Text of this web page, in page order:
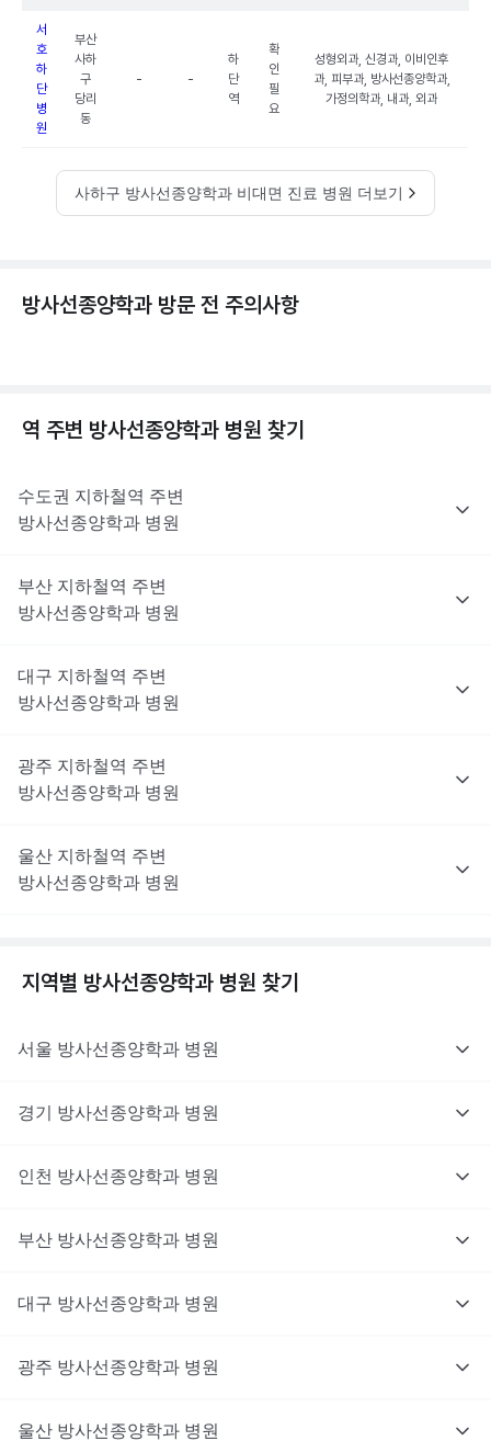
서
호
하
단
병
원
부산
사하
구
당리
동
- -
하
단
역
확
인
필
요
성형외과, 신경과, 이비인후
과, 피부과, 방사선종양학과,
가정의학과, 내과, 외과
사하구 방사선종양학과 비대면 진료 병원 더보기
방사선종양학과 방문 전 주의사항
역 주변 방사선종양학과 병원 찾기
수도권 지하철역 주변
방사선종양학과 병원
부산 지하철역 주변
방사선종양학과 병원
대구 지하철역 주변
방사선종양학과 병원
광주 지하철역 주변
방사선종양학과 병원
울산 지하철역 주변
방사선종양학과 병원
지역별 방사선종양학과 병원 찾기
서울 방사선종양학과 병원
경기 방사선종양학과 병원
인천 방사선종양학과 병원
부산 방사선종양학과 병원
대구 방사선종양학과 병원
광주 방사선종양학과 병원
울산 방사선종양학과 병원